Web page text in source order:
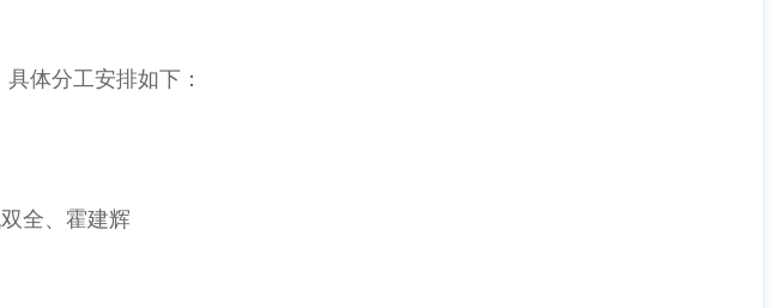
体分工安排如下：
全、霍建辉